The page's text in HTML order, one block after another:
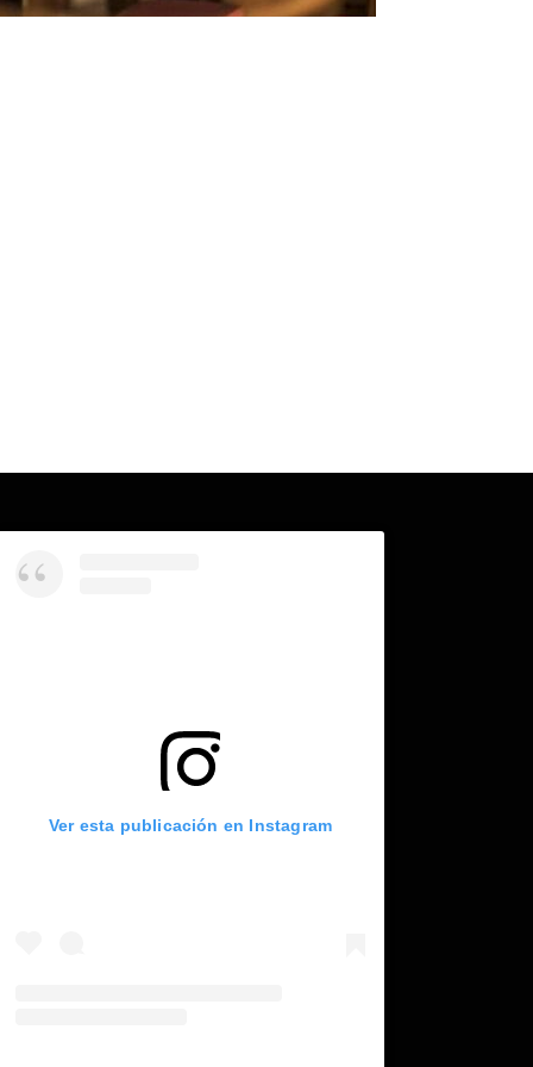
Ver esta publicación en Instagram